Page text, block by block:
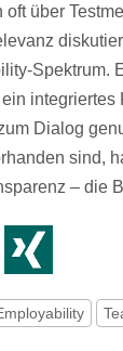
über
Spektrum.
integriertes
Dialog
sind,
– die